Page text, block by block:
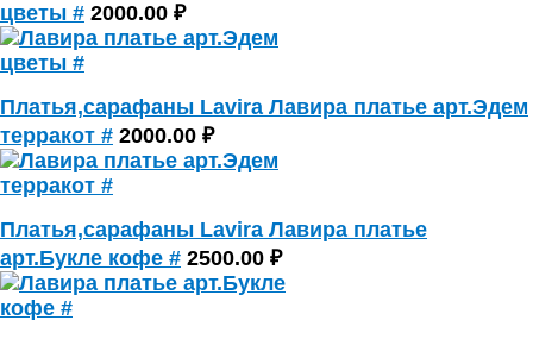
цветы # 2000.00 ₽
Платья,сарафаны Lavira Лавира платье арт.Эдем
терракот # 2000.00 ₽
Платья,сарафаны Lavira Лавира платье
арт.Букле кофе # 2500.00 ₽